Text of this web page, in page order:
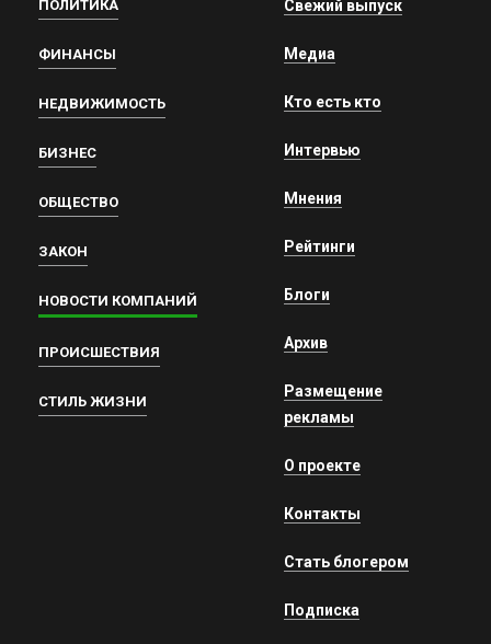
ПОЛИТИКА
ФИНАНСЫ
НЕДВИЖИМОСТЬ
БИЗНЕС
ОБЩЕСТВО
ЗАКОН
НОВОСТИ КОМПАНИЙ
ПРОИСШЕСТВИЯ
СТИЛЬ ЖИЗНИ
Свежий выпуск
Медиа
Кто есть кто
Интервью
Мнения
Рейтинги
Блоги
Архив
Размещение
рекламы
О проекте
Контакты
Стать блогером
Подписка